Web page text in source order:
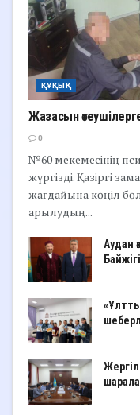
ҚҰҚЫҚ
Жазасын
0
№60 мекемесінің
жүргізді. Қазіргі
жағдайына көңіл
арылудың...
Аудан